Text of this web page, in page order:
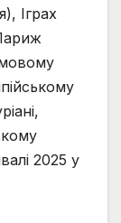
Іграх
2025 у